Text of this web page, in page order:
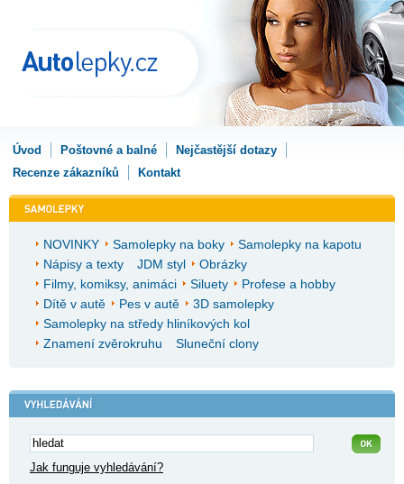
Úvod Poštovné a balné
Nejčastější dotazy
Recenze zákazníků
Kontakt
NOVINKY Samolepky na boky
Samolepky na kapotu
Nápisy a texty
JDM styl
Obrázky
Filmy, komiksy, animáci
Siluety
Profese a hobby
Dítě v autě
Pes v autě
3D samolepky
Samolepky na středy hliníkových kol
Znamení zvěrokruhu
Sluneční clony
Jak funguje vyhledávání?